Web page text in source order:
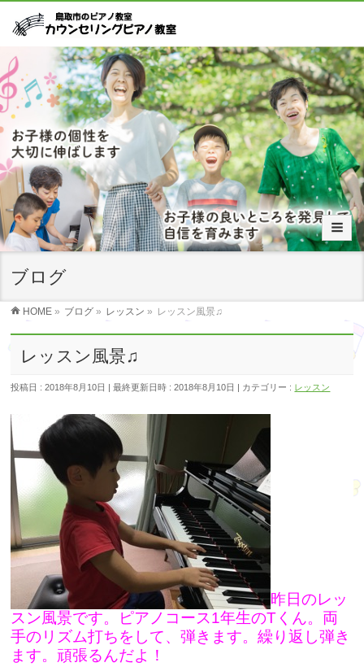
ブログ
HOME » ブログ » レッスン » レッスン風景♫
レッスン風景♫
投稿日 : 2018年8月10日 最終更新日時 : 2018年8月10日 カテゴリー : レッスン
昨日のレッ
スン風景です。ピアノコース1年生のTくん。両
手のリズム打ちをして、弾きます。繰り返し弾き
ます。頑張るんだよ！